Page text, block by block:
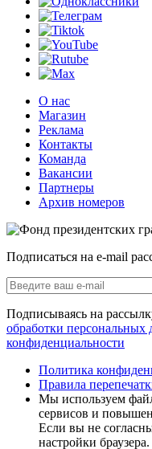
О нас
Магазин
Реклама
Контакты
Команда
Вакансии
Партнеры
Архив номеров
Подписаться на e-mail
Подписываясь на
обработки персональных
конфиденциальности
Политика
Правила
Мы используем
сервисов и
Если вы не
настройки браузера.